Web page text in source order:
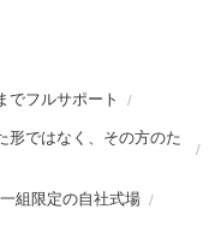
でフルサポート
形ではなく、その方のた
組限定の自社式場